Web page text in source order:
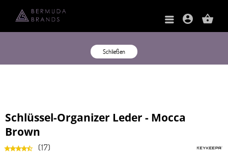
account_circle shopping_basket
Schließen
Schlüssel-Organizer Leder - Mocca
Brown
(17)